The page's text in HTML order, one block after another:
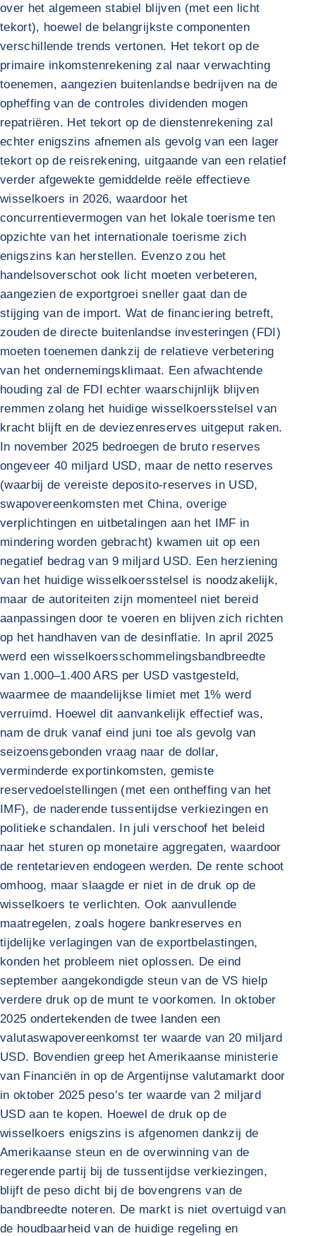
over het algemeen stabiel blijven (met een licht
tekort), hoewel de belangrijkste componenten
verschillende trends vertonen. Het tekort op de
primaire inkomstenrekening zal naar verwachting
toenemen, aangezien buitenlandse bedrijven na de
opheffing van de controles dividenden mogen
repatriëren. Het tekort op de dienstenrekening zal
echter enigszins afnemen als gevolg van een lager
tekort op de reisrekening, uitgaande van een relatief
verder afgewekte gemiddelde reële effectieve
wisselkoers in 2026, waardoor het
concurrentievermogen van het lokale toerisme ten
opzichte van het internationale toerisme zich
enigszins kan herstellen. Evenzo zou het
handelsoverschot ook licht moeten verbeteren,
aangezien de exportgroei sneller gaat dan de
stijging van de import. Wat de financiering betreft,
zouden de directe buitenlandse investeringen (FDI)
moeten toenemen dankzij de relatieve verbetering
van het ondernemingsklimaat. Een afwachtende
houding zal de FDI echter waarschijnlijk blijven
remmen zolang het huidige wisselkoersstelsel van
kracht blijft en de deviezenreserves uitgeput raken.
In november 2025 bedroegen de bruto reserves
ongeveer 40 miljard USD, maar de netto reserves
(waarbij de vereiste deposito-reserves in USD,
swapovereenkomsten met China, overige
verplichtingen en uitbetalingen aan het IMF in
mindering worden gebracht) kwamen uit op een
negatief bedrag van 9 miljard USD. Een herziening
van het huidige wisselkoersstelsel is noodzakelijk,
maar de autoriteiten zijn momenteel niet bereid
aanpassingen door te voeren en blijven zich richten
op het handhaven van de desinflatie. In april 2025
werd een wisselkoersschommelingsbandbreedte
van 1.000–1.400 ARS per USD vastgesteld,
waarmee de maandelijkse limiet met 1% werd
verruimd. Hoewel dit aanvankelijk effectief was,
nam de druk vanaf eind juni toe als gevolg van
seizoensgebonden vraag naar de dollar,
verminderde exportinkomsten, gemiste
reservedoelstellingen (met een ontheffing van het
IMF), de naderende tussentijdse verkiezingen en
politieke schandalen. In juli verschoof het beleid
naar het sturen op monetaire aggregaten, waardoor
de rentetarieven endogeen werden. De rente schoot
omhoog, maar slaagde er niet in de druk op de
wisselkoers te verlichten. Ook aanvullende
maatregelen, zoals hogere bankreserves en
tijdelijke verlagingen van de exportbelastingen,
konden het probleem niet oplossen. De eind
september aangekondigde steun van de VS hielp
verdere druk op de munt te voorkomen. In oktober
2025 ondertekenden de twee landen een
valutaswapovereenkomst ter waarde van 20 miljard
USD. Bovendien greep het Amerikaanse ministerie
van Financiën in op de Argentijnse valutamarkt door
in oktober 2025 peso’s ter waarde van 2 miljard
USD aan te kopen. Hoewel de druk op de
wisselkoers enigszins is afgenomen dankzij de
Amerikaanse steun en de overwinning van de
regerende partij bij de tussentijdse verkiezingen,
blijft de peso dicht bij de bovengrens van de
bandbreedte noteren. De markt is niet overtuigd van
de houdbaarheid van de huidige regeling en